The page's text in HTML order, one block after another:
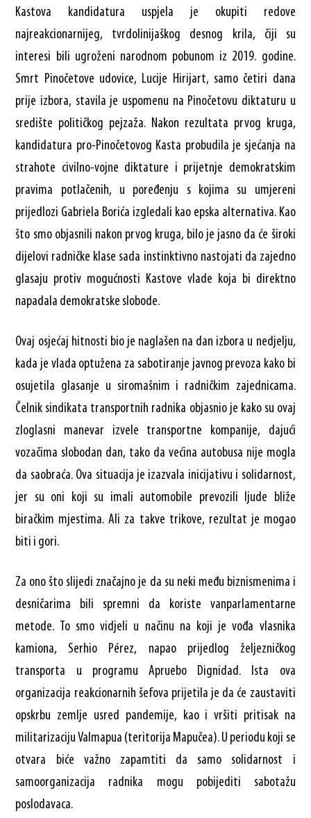
Kastova kandidatura uspjela je okupiti redove
najreakcionarnijeg, tvrdolinijaškog desnog krila, čiji su
interesi bili ugroženi narodnom pobunom iz 2019. godine.
Smrt Pinočetove udovice, Lucije Hirijart, samo četiri dana
prije izbora, stavila je uspomenu na Pinočetovu diktaturu u
središte političkog pejzaža. Nakon rezultata prvog kruga,
kandidatura pro-Pinočetovog Kasta probudila je sjećanja na
strahote civilno-vojne diktature i prijetnje demokratskim
pravima potlačenih, u poređenju s kojima su umjereni
prijedlozi Gabriela Borića izgledali kao epska alternativa. Kao
što smo objasnili nakon prvog kruga, bilo je jasno da će široki
dijelovi radničke klase sada instinktivno nastojati da zajedno
glasaju protiv mogućnosti Kastove vlade koja bi direktno
napadala demokratske slobode.
Ovaj osjećaj hitnosti bio je naglašen na dan izbora u nedjelju,
kada je vlada optužena za sabotiranje javnog prevoza kako bi
osujetila glasanje u siromašnim i radničkim zajednicama.
Čelnik sindikata transportnih radnika objasnio je kako su ovaj
zloglasni manevar izvele transportne kompanije, dajući
vozačima slobodan dan, tako da većina autobusa nije mogla
da saobraća. Ova situacija je izazvala inicijativu i solidarnost,
jer su oni koji su imali automobile prevozili ljude bliže
biračkim mjestima. Ali za takve trikove, rezultat je mogao
biti i gori.
Za ono što slijedi značajno je da su neki među biznismenima i
desničarima bili spremni da koriste vanparlamentarne
metode. To smo vidjeli u načinu na koji je vođa vlasnika
kamiona, Serhio Pérez, napao prijedlog željezničkog
transporta u programu Apruebo Dignidad. Ista ova
organizacija reakcionarnih šefova prijetila je da će zaustaviti
opskrbu zemlje usred pandemije, kao i vršiti pritisak na
militarizaciju Valmapua (teritorija Mapučea). U periodu koji se
otvara biće važno zapamtiti da samo solidarnost i
samoorganizacija radnika mogu pobijediti sabotažu
poslodavaca.